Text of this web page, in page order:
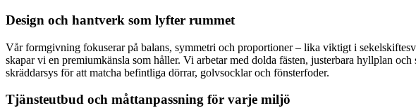
Design och hantverk som lyfter rummet
Vår formgivning fokuserar på balans, symmetri och proportioner – lika viktigt i
skapar vi en premiumkänsla som håller. Vi arbetar med dolda fästen, justerbara hyllplan
skräddarsys för att matcha befintliga dörrar, golvsocklar och fönsterfoder.
Tjänsteutbud och måttanpassning för varje miljö